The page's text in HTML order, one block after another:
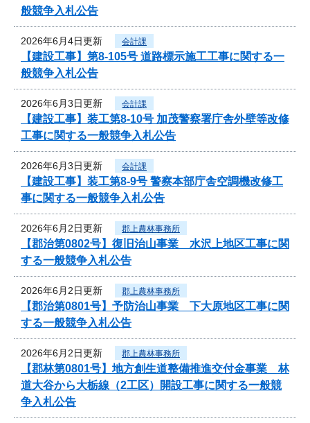
般競争入札公告
2026年6月4日更新 会計課
【建設工事】第8-105号 道路標示施工工事に関する一
般競争入札公告
2026年6月3日更新 会計課
【建設工事】装工第8-10号 加茂警察署庁舎外壁等改修
工事に関する一般競争入札公告
2026年6月3日更新 会計課
【建設工事】装工第8-9号 警察本部庁舎空調機改修工
事に関する一般競争入札公告
2026年6月2日更新 郡上農林事務所
【郡治第0802号】復旧治山事業 水沢上地区工事に関
する一般競争入札公告
2026年6月2日更新 郡上農林事務所
【郡治第0801号】予防治山事業 下大原地区工事に関
する一般競争入札公告
2026年6月2日更新 郡上農林事務所
【郡林第0801号】地方創生道整備推進交付金事業 林
道大谷から大栃線（2工区）開設工事に関する一般競
争入札公告